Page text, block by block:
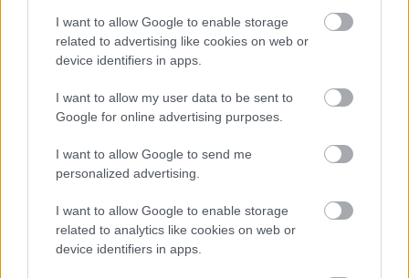
I want to allow Google to enable storage
related to advertising like cookies on web or
device identifiers in apps.
I want to allow my user data to be sent to
Google for online advertising purposes.
I want to allow Google to send me
personalized advertising.
I want to allow Google to enable storage
related to analytics like cookies on web or
device identifiers in apps.